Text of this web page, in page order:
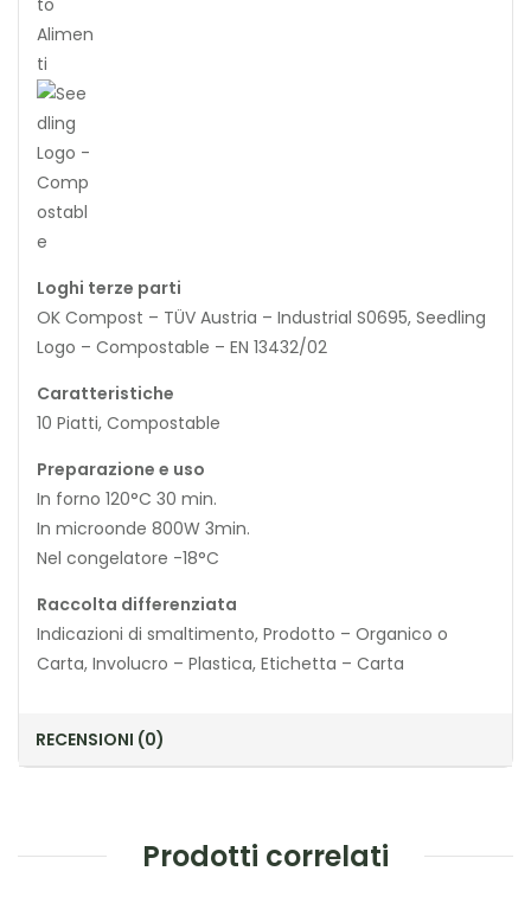
Loghi terze parti
OK Compost – TÜV Austria – Industrial S0695, Seedling
Logo – Compostable – EN 13432/02
Caratteristiche
10 Piatti, Compostable
Preparazione e uso
In forno 120°C 30 min.
In microonde 800W 3min.
Nel congelatore -18°C
Raccolta differenziata
Indicazioni di smaltimento, Prodotto – Organico o
Carta, Involucro – Plastica, Etichetta – Carta
RECENSIONI (0)
Prodotti correlati